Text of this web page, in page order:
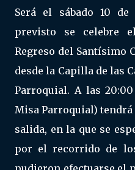
Será el sábado 10 de
previsto se celebre
Regreso del Santísimo
desde la Capilla de las
Parroquial. A las
Misa Parroquial)
salida, en la que se
por el recorrido de